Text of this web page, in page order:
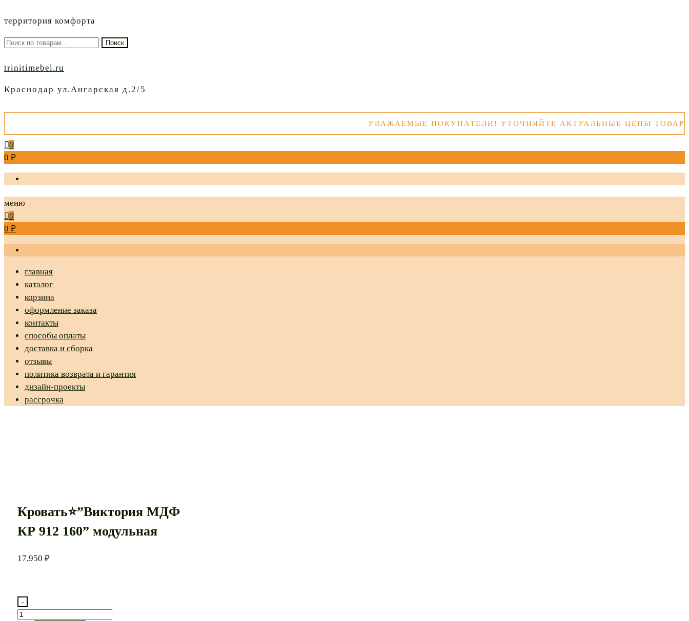
территория комфорта
Искать: Поиск
trinitimebel.ru
Краснодар ул.Ангарская д.2/5
УВАЖАЕМЫЕ ПОКУПАТЕЛИ! УТОЧНЯЙТЕ АКТУАЛЬНЫЕ ЦЕНЫ ТОВАРОВ
0
0 ₽
меню
0
0 ₽
главная
каталог
корзина
оформление заказа
контакты
способы оплаты
доставка и сборка
отзывы
политика возврата и гарантия
дизайн-проекты
рассрочка
Кровать⭐”Виктория МДФ
КР 912 160” модульная
17,950 ₽
-
Количество